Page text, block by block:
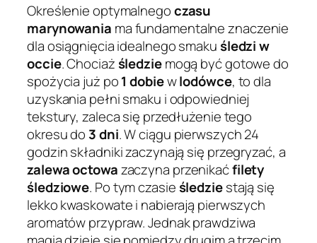
Określenie optymalnegoczasu
marynowania ma fundamentalne znaczenie
dla osiągnięcia idealnego smakuśledzi w
occie. Chociażśledziemogą być gotowe do
spożycia już po1 dobiewlodówce, to dla
uzyskania pełni smaku i odpowiedniej
tekstury, zaleca się przedłużenie tego
okresu do 3 dni. W ciągu pierwszych 24
godzin składniki zaczynają się przegryzać, a
zalewa octowazaczyna przenikaćfilety
śledziowe. Po tym czasieśledziestają się
lekko kwaskowate i nabierają pierwszych
aromatów przypraw. Jednak prawdziwa